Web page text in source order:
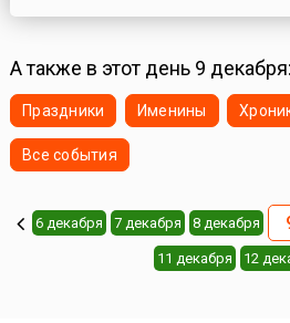
А также в этот день 9 декабря:
Праздники Именины
Все события
6 декабря 7 декабря 8 декабря
11 декабря 12